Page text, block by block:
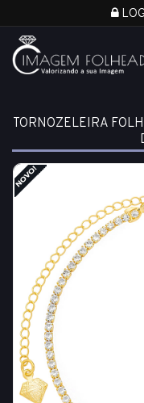
TORNOZELEIRA